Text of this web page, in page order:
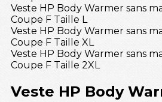
Veste HP Body Warmer sans
Coupe F Taille L
Veste HP Body Warmer sans
Coupe F Taille XL
Veste HP Body Warmer sans
Coupe F Taille 2XL
Veste HP Body